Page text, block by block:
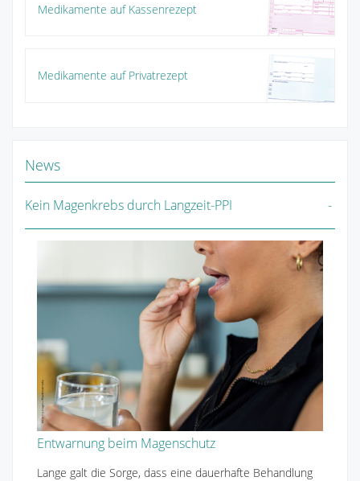
Medikamente auf Kassenrezept
Medikamente auf Privatrezept
News
Kein Magenkrebs durch Langzeit-PPI
Entwarnung beim Magenschutz
Lange galt die Sorge, dass eine dauerhafte Behandlung